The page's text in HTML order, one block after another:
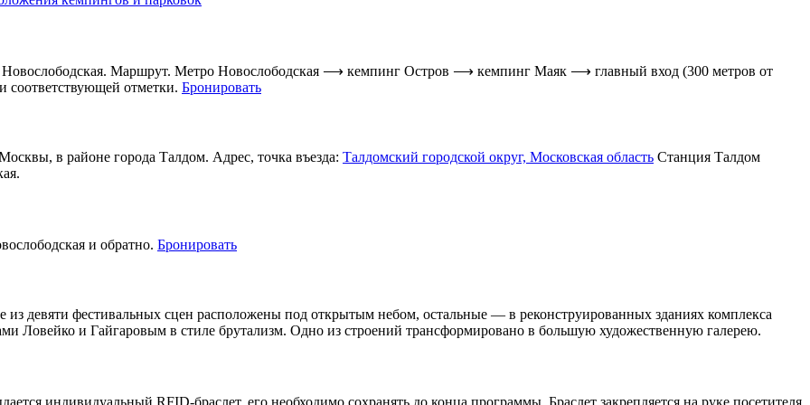
Новослободская. Маршрут. Метро Новослободская ⟶ кемпинг Остров ⟶ кемпинг Маяк ⟶ главный вход (300 метров от
соответствующей отметки. Бронировать
в районе города Талдом. Адрес, точка въезда: Талдомcкий городской округ, Московская область Станция Талдом
и обратно. Бронировать
девяти фестивальных сцен расположены под открытым небом, остальные — в реконструированных зданиях комплекса
Ловейко и Гайгаровым в стиле брутализм. Одно из строений трансформировано в большую художественную галерею.
индивидуальный RFID-браслет, его необходимо сохранять до конца программы. Браслет закрепляется на руке посетителя